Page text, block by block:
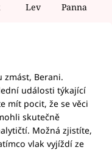
Lev Panna
zmást, Berani.
události týkající
mít pocit, že se věci
skutečně
Možná zjistíte,
vlak vyjíždí ze